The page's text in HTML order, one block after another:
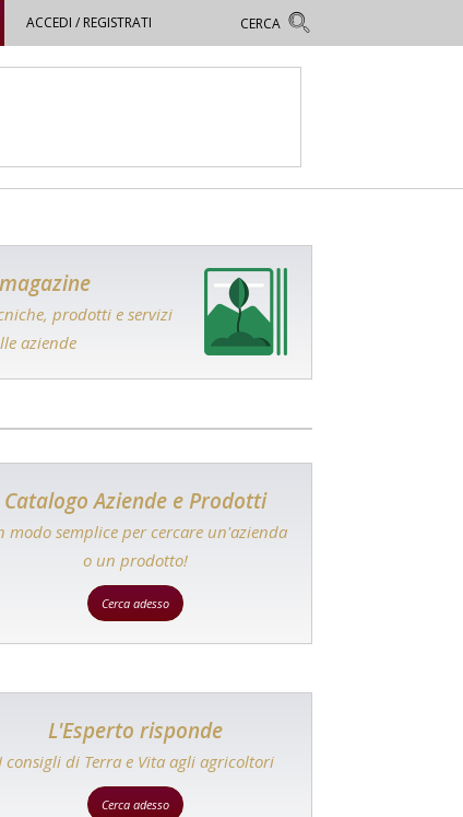
ACCEDI / REGISTRATI
prodotti e servizi
aziende
Catalogo Aziende e Prodotti
modo semplice per cercare un'azienda
o un prodotto!
Cerca adesso
L'Esperto risponde
consigli di Terra e Vita agli agricoltori
Cerca adesso